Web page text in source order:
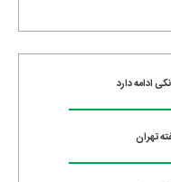
ادامه دارد
تهران